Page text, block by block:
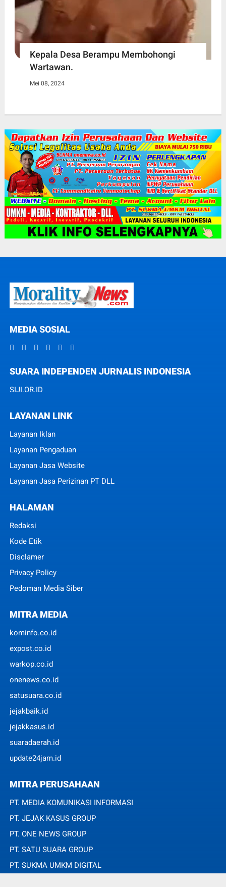
Kepala Desa Berampu Membohongi
Wartawan.
Mei 08, 2024
MEDIA SOSIAL
SUARA INDEPENDEN JURNALIS INDONESIA
SIJI.OR.ID
LAYANAN LINK
Layanan Iklan
Layanan Pengaduan
Layanan Jasa Website
Layanan Jasa Perizinan PT DLL
HALAMAN
Redaksi
Kode Etik
Disclamer
Privacy Policy
Pedoman Media Siber
MITRA MEDIA
kominfo.co.id
expost.co.id
warkop.co.id
onenews.co.id
satusuara.co.id
jejakbaik.id
jejakkasus.id
suaradaerah.id
update24jam.id
MITRA PERUSAHAAN
PT. MEDIA KOMUNIKASI INFORMASI
PT. JEJAK KASUS GROUP
PT. ONE NEWS GROUP
PT. SATU SUARA GROUP
PT. SUKMA UMKM DIGITAL